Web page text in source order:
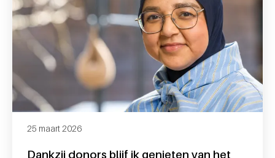
Dankzij donors blijf ik genieten van het
25 maart 2026